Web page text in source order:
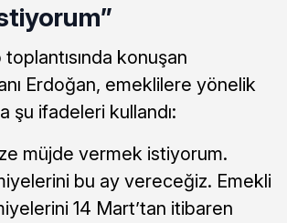
konuşan
Erdoğan, emeklilere yönelik
şu ifadeleri kullandı:
müjde vermek istiyorum.
bu ay vereceğiz. Emekli
14 Mart’tan itibaren